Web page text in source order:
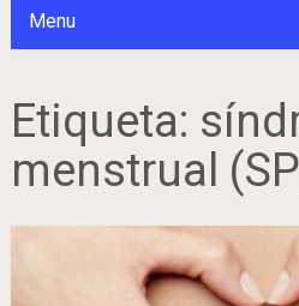
Menu
Etiqueta:
menstrual